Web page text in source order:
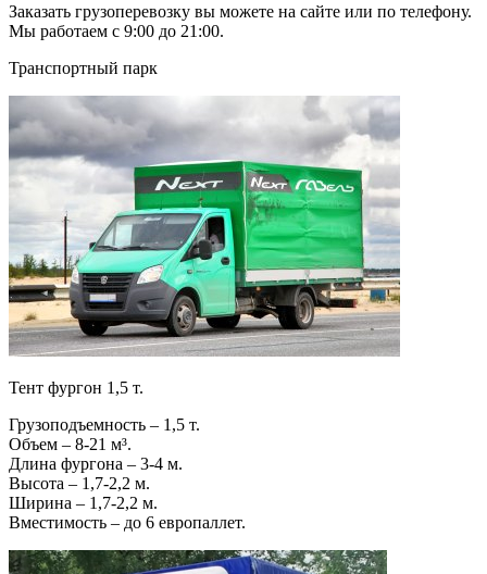
Заказать грузоперевозку вы можете на сайте или по телефону.
Мы работаем с 9:00 до 21:00.
Транспортный парк
Тент фургон 1,5 т.
Грузоподъемность – 1,5 т.
Объем – 8-21 м³.
Длина фургона – 3-4 м.
Высота – 1,7-2,2 м.
Ширина – 1,7-2,2 м.
Вместимость – до 6 европаллет.